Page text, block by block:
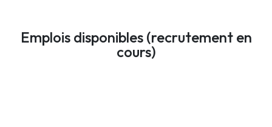
Emplois disponibles (recrutement en
cours)